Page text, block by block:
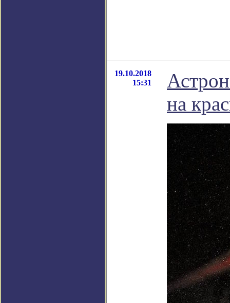
19.10.2018
15:31
на